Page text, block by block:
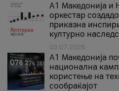
А1 Македонија и
оркестар
приказна
културно
03.07.2026
A1 Македонија
национална
користење на
сообраќајот